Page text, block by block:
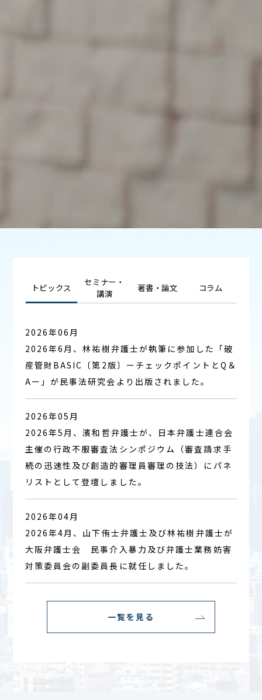
トピックス
セミナー・
講演
著書・論文 コラム
2026年06月
2026年6月、林祐樹弁護士が執筆に参加した「破
産管財BASIC〔第2版〕ーチェックポイントとQ＆
Aー」が民事法研究会より出版されました。
2026年05月
2026年5月、濱和哲弁護士が、日本弁護士連合会
主催の行政不服審査法シンポジウム（審査請求手
続の迅速性及び創造的審理員審理の技法）にパネ
リストとして登壇しました。
2026年04月
2026年4月、山下侑士弁護士及び林祐樹弁護士が
大阪弁護士会 民事介入暴力及び弁護士業務妨害
対策委員会の副委員長に就任しました。
一覧を見る